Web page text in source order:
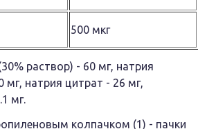
500 мкг
раствор) - 60 мг, натрия
мг, натрия цитрат - 26 мг,
мг.
колпачком (1) - пачки